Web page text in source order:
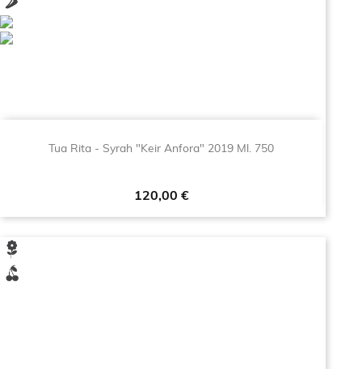
Tua Rita - Syrah "keir Anfora" 2019 Ml. 750
Prezzo
120,00 €